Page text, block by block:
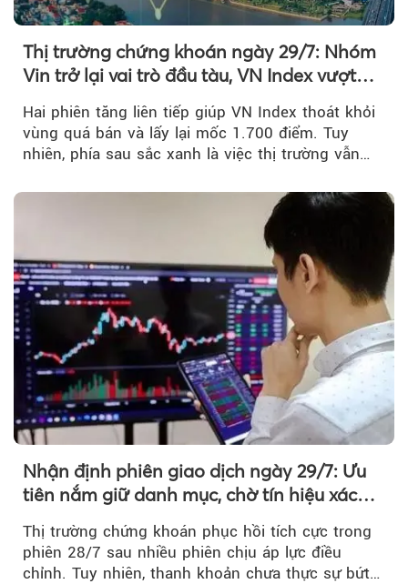
Thị trường chứng khoán ngày 29/7: Nhóm
Vin trở lại vai trò đầu tàu, VN Index vượt
Hai phiên tăng liên tiếp giúp VN Index thoát khỏi
vùng quá bán và lấy lại mốc 1.700 điểm. Tuy
nhiên, phía sau sắc xanh là việc thị trường vẫn
tiền vẫn chưa thực sự trở lại.
Nhận định phiên giao dịch ngày 29/7: Ưu
tiên nắm giữ danh mục, chờ tín hiệu xác
Thị trường chứng khoán phục hồi tích cực trong
phiên 28/7 sau nhiều phiên chịu áp lực điều
chỉnh. Tuy nhiên, thanh khoản chưa thực sự bứt